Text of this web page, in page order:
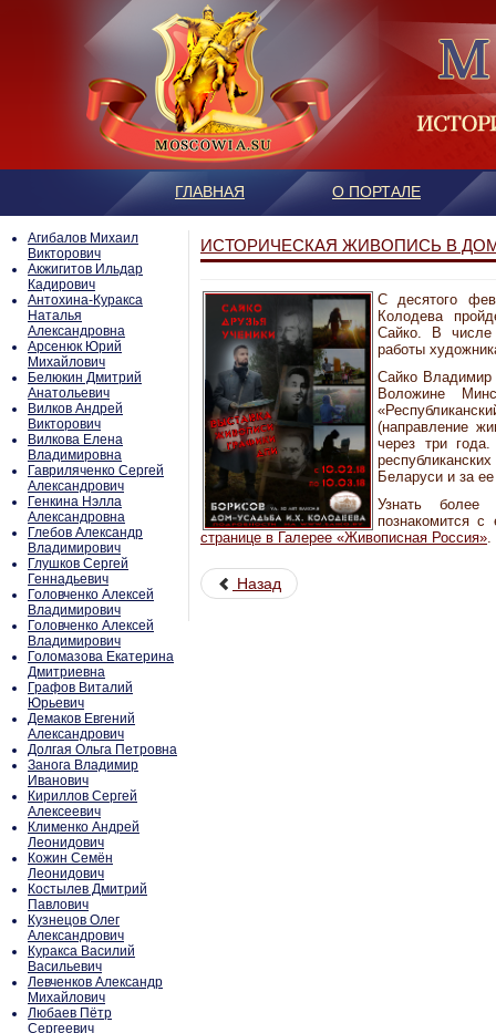
ГЛАВНАЯ О ПОРТАЛЕ
Агибалов Михаил
Викторович
Акжигитов Ильдар
Кадирович
Антохина-Куракса
Наталья
Александровна
Арсенюк Юрий
Михайлович
Белюкин Дмитрий
Анатольевич
Вилков Андрей
Викторович
Вилкова Елена
Владимировна
Гавриляченко Сергей
Александрович
Генкина Нэлла
Александровна
Глебов Александр
Владимирович
Глушков Сергей
Геннадьевич
Головченко Алексей
Владимирович
Головченко Алексей
Владимирович
Голомазова Екатерина
Дмитриевна
Графов Виталий
Юрьевич
Демаков Евгений
Александрович
Долгая Ольга Петровна
Занога Владимир
Иванович
Кириллов Сергей
Алексеевич
Клименко Андрей
Леонидович
Кожин Семён
Леонидович
Костылев Дмитрий
Павлович
Кузнецов Олег
Александрович
Куракса Василий
Васильевич
Левченков Александр
Михайлович
Любаев Пётр
Сергеевич
ИСТОРИЧЕСКАЯ ЖИВОПИСЬ В
С десятого
Колодева
Сайко. В числе
работы
Сайко Владимир
Воложине
(направление
через три
Беларуси и за
Узнать
познакомится
странице в Галерее «Живописная Россия».
Назад